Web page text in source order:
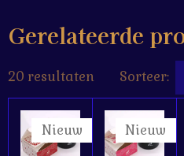
Gerelateerde
20 resultaten Sorteer:
Nieuw Nieuw